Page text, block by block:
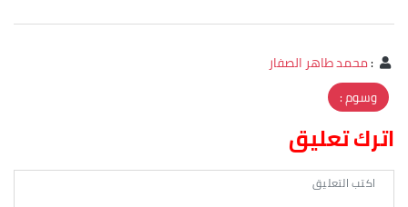
:محمد طاهر الصفار
وسوم :
اترك تعليق